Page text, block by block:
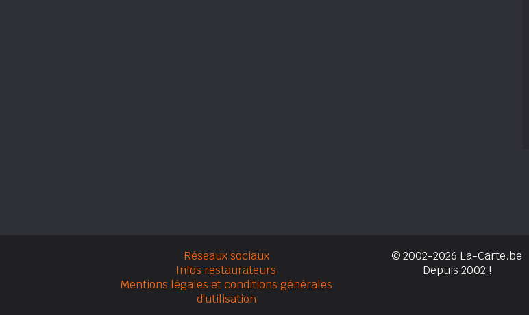
Réseaux sociaux
Infos restaurateurs
Mentions légales et conditions générales
d'utilisation
© 2002-2026 La-Carte.be
Depuis 2002 !